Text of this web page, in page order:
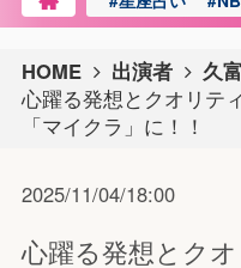
HOME 出演者
久
心躍る発想とクオリテ
「マイクラ」に！！
2025/11/04/18:00
心躍る発想とク